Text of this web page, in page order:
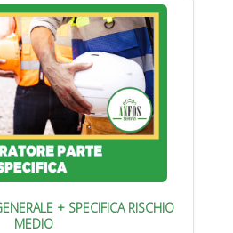
+ SPECIFICA RISCHIO
MEDIO